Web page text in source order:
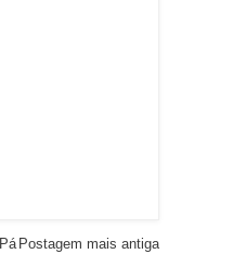
Postagem mais antiga
Pá